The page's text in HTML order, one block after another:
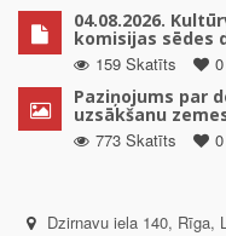
04.08.2026.
komisijas sēdes
159 Skatīts
Paziņojums par
uzsākšanu
773 Skatīts
Dzirnavu iela 140, Rīga,